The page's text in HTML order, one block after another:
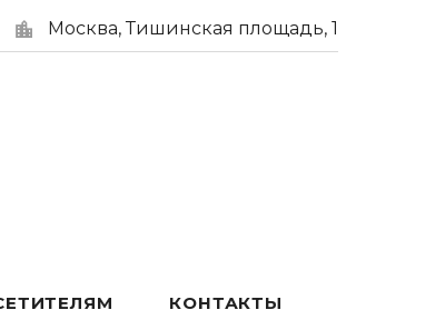
Москва, Тишинская площадь, 1
КОНТАКТЫ